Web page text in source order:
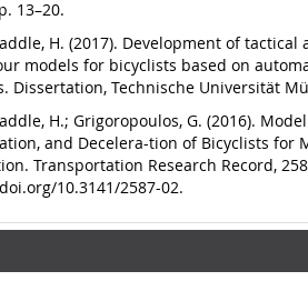
13–20.
H. (2017). Development of
models for bicyclists based on
Dissertation, Technische Universität
H.; Grigoropoulos, G. (2016).
and Decelera-tion of Bicyclists for
Transportation Research Record,
10.3141/2587-02.